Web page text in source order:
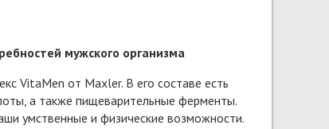
мужского организма
VitaMen от Maxler. В его составе есть
а также пищеварительные ферменты.
умственные и физические возможности.